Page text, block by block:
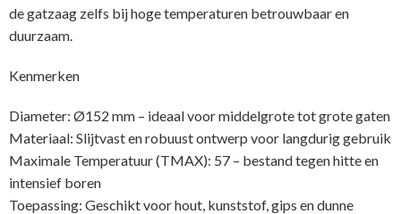
de gatzaag zelfs bij hoge temperaturen betrouwbaar en
duurzaam.
Kenmerken
Diameter: Ø152 mm – ideaal voor middelgrote tot grote gaten
Materiaal: Slijtvast en robuust ontwerp voor langdurig gebruik
Maximale Temperatuur (TMAX): 57 – bestand tegen hitte en
intensief boren
Toepassing: Geschikt voor hout, kunststof, gips en dunne